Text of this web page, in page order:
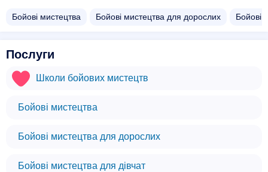
Бойові мистецтва Бойові мистецтва для дорослих Бойові
Послуги
Школи бойових мистецтв
Бойові мистецтва
Бойові мистецтва для дорослих
Бойові мистецтва для дівчат